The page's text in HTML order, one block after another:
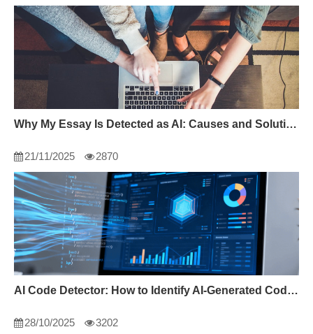
Why My Essay Is Detected as AI: Causes and Solutions
21/11/2025 2870
AI Code Detector: How to Identify AI-Generated Code in 2024
28/10/2025 3202